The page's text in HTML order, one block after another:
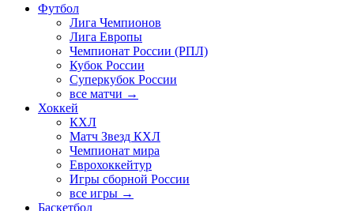
Футбол
Лига Чемпионов
Лига Европы
Чемпионат России (РПЛ)
Кубок России
Суперкубок России
все матчи →
Хоккей
КХЛ
Матч Звезд КХЛ
Чемпионат мира
Еврохоккейтур
Игры сборной России
все игры →
Баскетбол